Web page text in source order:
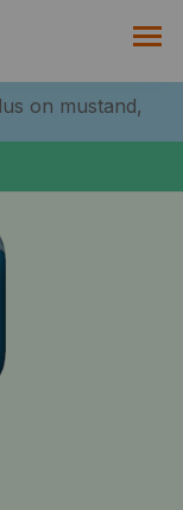
on mustand,